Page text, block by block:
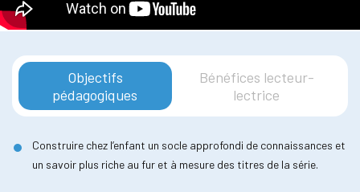
Objectifs
pédagogiques
Bénéfices lecteur-
lectrice
Construire chez l’enfant un socle approfondi de connaissances et
un savoir plus riche au fur et à mesure des titres de la série.